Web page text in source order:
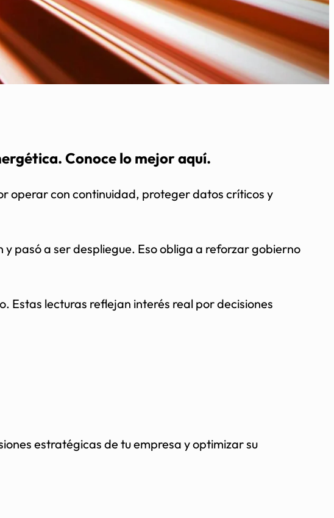
Conoce lo mejor aquí.
operar con continuidad, proteger datos críticos y
pasó a ser despliegue. Eso obliga a reforzar gobierno
Estas lecturas reflejan interés real por decisiones
estratégicas de tu empresa y optimizar su